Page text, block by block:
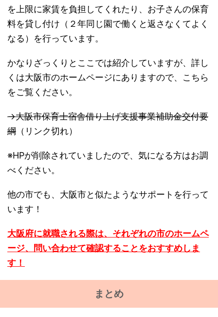
を上限に家賃を負担してくれたり、お子さんの保育
料を貸し付け（２年同じ園で働くと返さなくてよく
なる）を行っています。
かなりざっくりとここでは紹介していますが、詳し
くは大阪市のホームページにありますので、こちら
をご覧ください。
→大阪市保育士宿舎借り上げ支援事業補助金交付要
綱 （リンク切れ）
※HPが削除されていましたので、気になる方はお調
べください。
他の市でも、大阪市と似たようなサポートを行って
います！
大阪府に就職される際は、それぞれの市のホームペ
ージ、問い合わせて確認することをおすすめしま
す！
まとめ